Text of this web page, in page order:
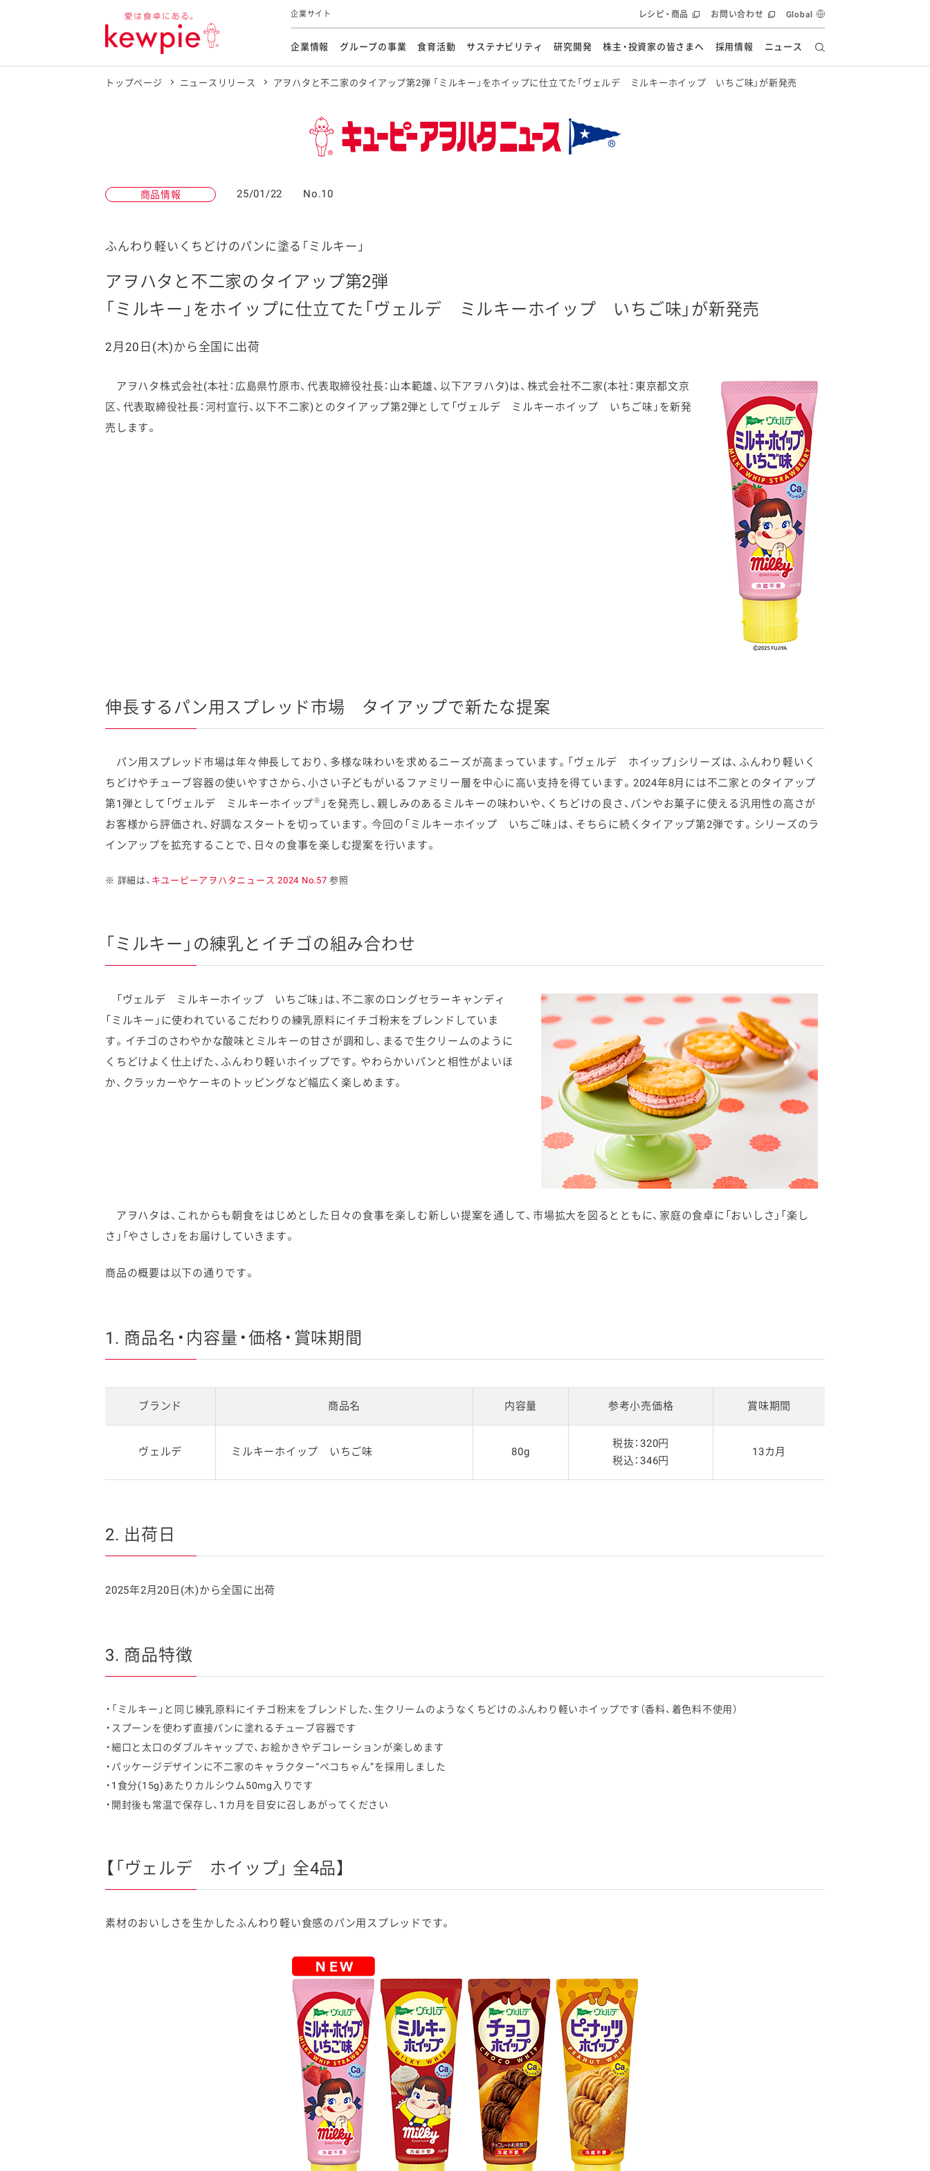
企業サイト
企業情報
トップメッセージ 基本方針 キユーピーの約束 会社概要
グループの事業
市販用 業務用 海外 フルーツ ソリューション
食育活動
食育活動方針 食育活動の歩み マヨネーズ教室
食をテーマにした講演会 オープンキッチン（工場見学） マヨテラス（見学施設）
サステナビリティ
トップメッセージ サステナビリティマネジメント 資源の有効活用・循環
持続可能な調達 人権の尊重 ガバナンス
品質と安全・安心 開示方針
イニシアチブ・加盟団体
サステナビリティ活動
研究開発
本部長メッセージ 研究開発ビジョン 研究開発体制 食創造研究
株主・投資家の皆さまへ
個人投資家の皆さまへ 経営情報 業績・財務
IRよくあるご質問 ディスクロージャーポリシー 電子公告
免責事項
採用情報 ニュース
レシピ・商品
お客様相談室
ファインケミカル
お問い合わせ Global
商品情報 25/01/22 No.10
ふんわり軽いくちどけのパンに塗る「ミルキー」
アヲハタと不二家のタイアップ第2弾
「ミルキー」をホイップに仕立てた「ヴェルデ ミルキーホイップ いちご味」が新発売
2月20日(木)から全国に出荷
アヲハタ株式会社(本社：広島県竹原市、代表取締役社長：山本範雄、以下アヲハタ)は、株式会社不二家(本社：東京都文京
区、代表取締役社長：河村宣行、以下不二家)とのタイアップ第2弾として「ヴェルデ ミルキーホイップ いちご味」を新発
売します。
伸長するパン用スプレッド市場 タイアップで新たな提案
パン用スプレッド市場は年々伸長しており、多様な味わいを求めるニーズが高まっています。「ヴェルデ ホイップ」シリーズは、ふんわり軽いく
ちどけやチューブ容器の使いやすさから、小さい子どもがいるファミリー層を中心に高い支持を得ています。2024年8月には不二家とのタイアップ
第1弾として「ヴェルデ ミルキーホイップ※ 」を発売し、親しみのあるミルキーの味わいや、くちどけの良さ、パンやお菓子に使える汎用性の高さが
お客様から評価され、好調なスタートを切っています。今回の「ミルキーホイップ いちご味」は、そちらに続くタイアップ第2弾です。シリーズのラ
インアップを拡充することで、日々の食事を楽しむ提案を行います。
※ 詳細は、 キユーピーアヲハタニュース 2024 No.57 参照
「ミルキー」の練乳とイチゴの組み合わせ
「ヴェルデ ミルキーホイップ いちご味」は、不二家のロングセラーキャンディ
「ミルキー」に使われているこだわりの練乳原料にイチゴ粉末をブレンドしていま
す。イチゴのさわやかな酸味とミルキーの甘さが調和し、まるで生クリームのように
くちどけよく仕上げた、ふんわり軽いホイップです。やわらかいパンと相性がよいほ
か、クラッカーやケーキのトッピングなど幅広く楽しめます。
アヲハタは、これからも朝食をはじめとした日々の食事を楽しむ新しい提案を通して、市場拡大を図るとともに、家庭の食卓に「おいしさ」「楽し
さ」「やさしさ」をお届けしていきます。
商品の概要は以下の通りです。
1. 商品名・内容量・価格・賞味期間
ブランド 商品名 内容量 参考小売価格 賞味期間
ヴェルデ ミルキーホイップ いちご味 80g
税抜：320円
税込：346円
13カ月
2. 出荷日
2025年2月20日(木)から全国に出荷
3. 商品特徴
「ミルキー」と同じ練乳原料にイチゴ粉末をブレンドした、生クリームのようなくちどけのふんわり軽いホイップです（香料、着色料不使用）
スプーンを使わず直接パンに塗れるチューブ容器です
細口と太口のダブルキャップで、お絵かきやデコレーションが楽しめます
パッケージデザインに不二家のキャラクター“ペコちゃん”を採用しました
1食分(15g)あたりカルシウム50mg入りです
開封後も常温で保存し、1カ月を目安に召しあがってください
【「ヴェルデ ホイップ」 全4品】
素材のおいしさを生かしたふんわり軽い食感のパン用スプレッドです。
トップページ ニュースリリース アヲハタと不二家のタイアップ第2弾 「ミルキー」をホイップに仕立てた「ヴェルデ ミルキーホイップ いちご味」が新発売